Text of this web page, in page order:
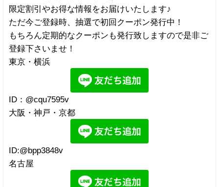
限定割引やお得な情報をお届けいたします♪
ただ今ご登録時、抽選で初回クーポン発行中！
もちろん定期的なクーポンも発行致しますので是非ご
登録下さいませ！
東京・横浜
ID：@cqu7595v
大阪・神戸・京都
ID:@bpp3848v
名古屋